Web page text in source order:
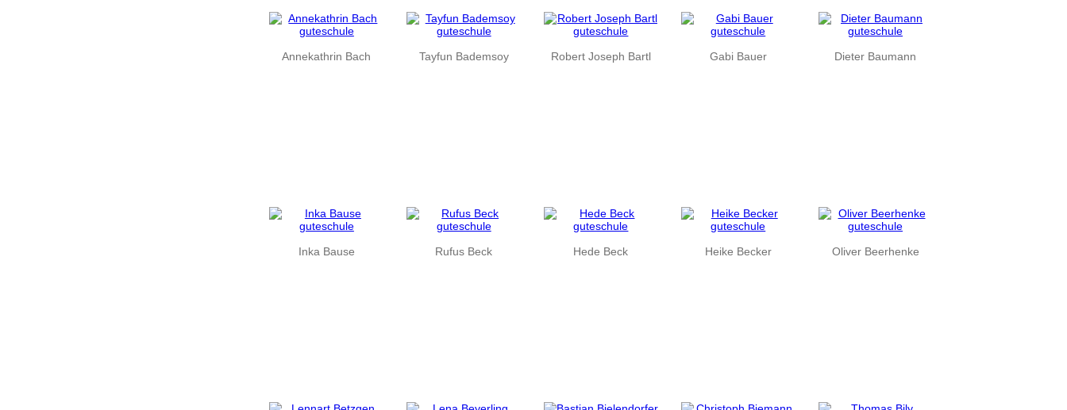
Annekathrin Bach Tayfun Bademsoy Robert Joseph Bartl Gabi Bauer Dieter Baumann
Inka Bause Rufus Beck Hede Beck Heike Becker Oliver Beerhenke